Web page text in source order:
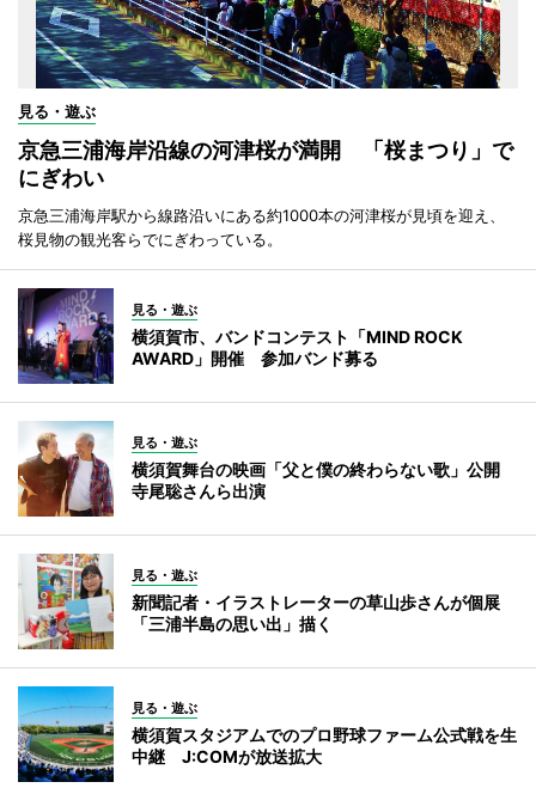
見る・遊ぶ
京急三浦海岸沿線の河津桜が満開 「桜まつり」で
にぎわい
京急三浦海岸駅から線路沿いにある約1000本の河津桜が見頃を迎え、
桜見物の観光客らでにぎわっている。
見る・遊ぶ
横須賀市、バンドコンテスト「MIND ROCK
AWARD」開催 参加バンド募る
見る・遊ぶ
横須賀舞台の映画「父と僕の終わらない歌」公開
寺尾聡さんら出演
見る・遊ぶ
新聞記者・イラストレーターの草山歩さんが個展
「三浦半島の思い出」描く
見る・遊ぶ
横須賀スタジアムでのプロ野球ファーム公式戦を生
中継 J:COMが放送拡大